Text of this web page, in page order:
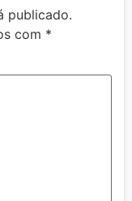
publicado.
com *